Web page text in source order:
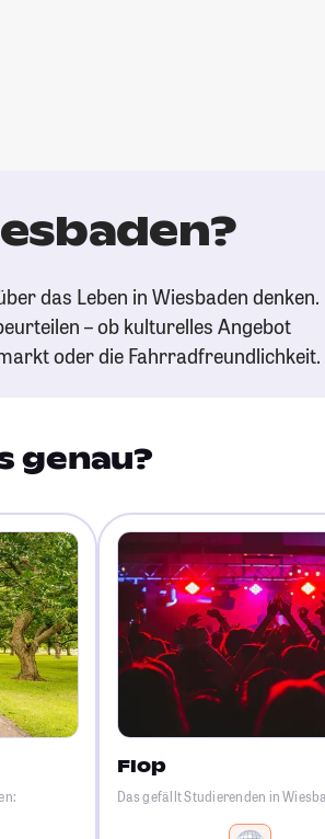
das Leben in Wiesbaden denken.
– ob kulturelles Angebot
oder die Fahrradfreundlichkeit.
genau?
Flop
Das gefällt Studierenden in